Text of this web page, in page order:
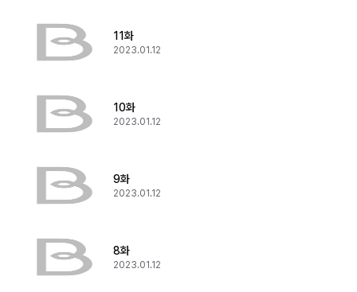
11화
2023.01.12
10화
2023.01.12
9화
2023.01.12
8화
2023.01.12